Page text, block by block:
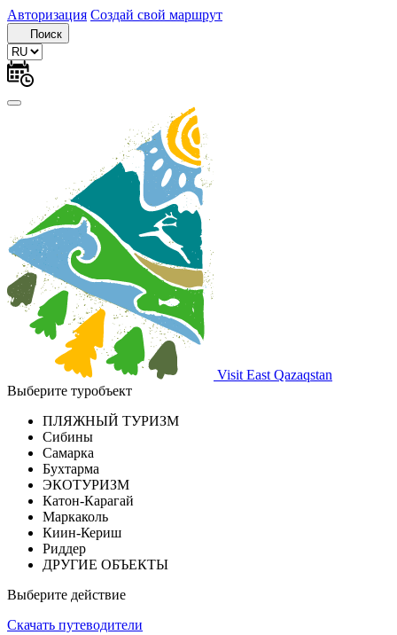
Авторизация Создай свой маршрут
Поиск
Visit East Qazaqstan
Выберите туробъект
ПЛЯЖНЫЙ ТУРИЗМ
Сибины
Самарка
Бухтарма
ЭКОТУРИЗМ
Катон-Карагай
Маркаколь
Киин-Кериш
Риддер
ДРУГИЕ ОБЪЕКТЫ
Выберите действие
Скачать путеводители